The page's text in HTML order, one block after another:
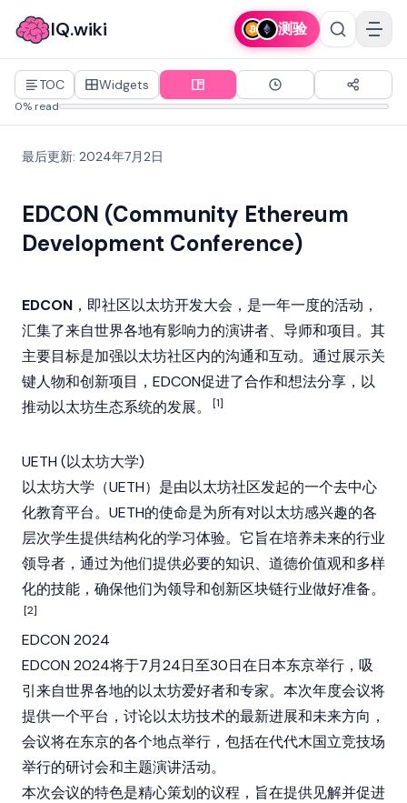
IQ.wiki 测验
TOC Widgets
0% read
最后更新: 2024年7月2日
EDCON (Community Ethereum
Development Conference)
EDCON ，即社区以太坊开发大会，是一年一度的活动，
汇集了来自世界各地有影响力的演讲者、导师和项目。其
主要目标是加强以太坊社区内的沟通和互动。通过展示关
键人物和创新项目，EDCON促进了合作和想法分享，以
推动以太坊生态系统的发展。
[1]
UETH (以太坊大学)
以太坊大学（UETH）是由以太坊社区发起的一个去中心
化教育平台。UETH的使命是为所有对以太坊感兴趣的各
层次学生提供结构化的学习体验。它旨在培养未来的行业
领导者，通过为他们提供必要的知识、道德价值观和多样
化的技能，确保他们为领导和创新区块链行业做好准备。
[2]
EDCON 2024
EDCON 2024将于7月24日至30日在日本东京举行，吸
引来自世界各地的以太坊爱好者和专家。本次年度会议将
提供一个平台，讨论以太坊技术的最新进展和未来方向，
会议将在东京的各个地点举行，包括在代代木国立竞技场
举行的研讨会和主题演讲活动。
本次会议的特色是精心策划的议程，旨在提供见解并促进